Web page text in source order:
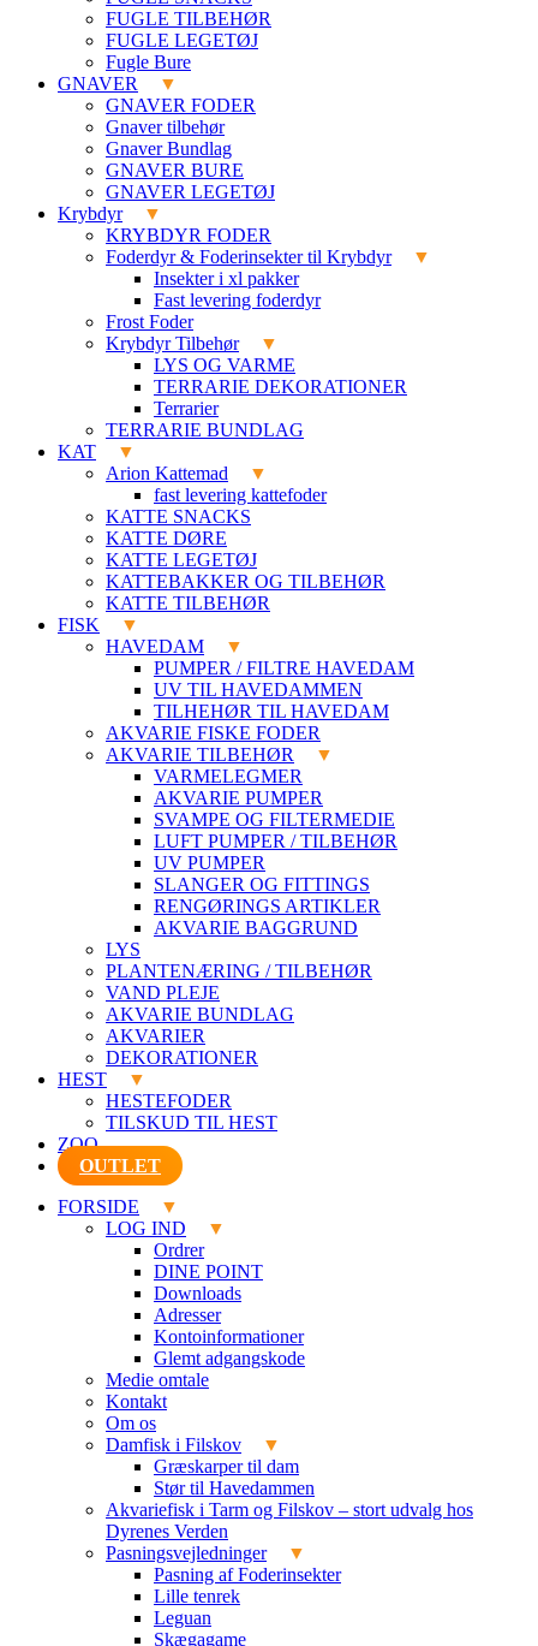
FUGLE TILBEHØR
FUGLE LEGETØJ
Fugle Bure
GNAVER
GNAVER FODER
Gnaver tilbehør
Gnaver Bundlag
GNAVER BURE
GNAVER LEGETØJ
Krybdyr
KRYBDYR FODER
Foderdyr & Foderinsekter til Krybdyr
Insekter i xl pakker
Fast levering foderdyr
Frost Foder
Krybdyr Tilbehør
LYS OG VARME
TERRARIE DEKORATIONER
Terrarier
TERRARIE BUNDLAG
KAT
Arion Kattemad
fast levering kattefoder
KATTE SNACKS
KATTE DØRE
KATTE LEGETØJ
KATTEBAKKER OG TILBEHØR
KATTE TILBEHØR
FISK
HAVEDAM
PUMPER / FILTRE HAVEDAM
UV TIL HAVEDAMMEN
TILHEHØR TIL HAVEDAM
AKVARIE FISKE FODER
AKVARIE TILBEHØR
VARMELEGMER
AKVARIE PUMPER
SVAMPE OG FILTERMEDIE
LUFT PUMPER / TILBEHØR
UV PUMPER
SLANGER OG FITTINGS
RENGØRINGS ARTIKLER
AKVARIE BAGGRUND
LYS
PLANTENÆRING / TILBEHØR
VAND PLEJE
AKVARIE BUNDLAG
AKVARIER
DEKORATIONER
HEST
HESTEFODER
TILSKUD TIL HEST
ZOO
OUTLET
FORSIDE
LOG IND
Ordrer
DINE POINT
Downloads
Adresser
Kontoinformationer
Glemt adgangskode
Medie omtale
Kontakt
Om os
Damfisk i Filskov
Græskarper til dam
Stør til Havedammen
Akvariefisk i Tarm og Filskov – stort udvalg hos
Dyrenes Verden
Pasningsvejledninger
Pasning af Foderinsekter
Lille tenrek
Leguan
Skægagame